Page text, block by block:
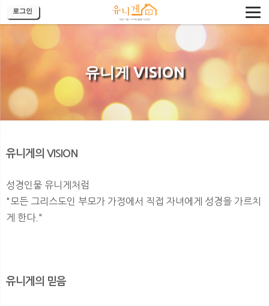
로그인
유니게 VISION
유니게의 VISION
성경인물 유니게처럼
"모든 그리스도인 부모가 가정에서 직접 자녀에게 성경을 가르치
게 한다."
유니게의 믿음